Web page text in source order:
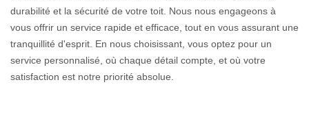
durabilité et la sécurité de votre toit. Nous nous engageons à
vous offrir un service rapide et efficace, tout en vous assurant une
tranquillité d'esprit. En nous choisissant, vous optez pour un
service personnalisé, où chaque détail compte, et où votre
satisfaction est notre priorité absolue.